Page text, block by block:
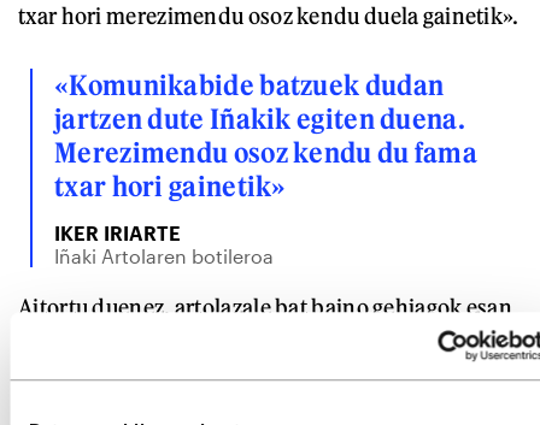
txar hori merezimendu osoz kendu duela gainetik».
«Komunikabide batzuek dudan
jartzen dute Iñakik egiten duena.
Merezimendu osoz kendu du fama
txar hori gainetik»
IKER IRIARTE
Iñaki Artolaren botileroa
Aitortu duenez, artolazale bat baino gehiagok esan
dio finala Dario Gomezen aurka jokatzeak txapela